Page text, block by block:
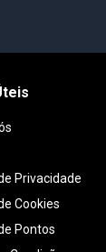
Privacidade
Cookies
Pontos